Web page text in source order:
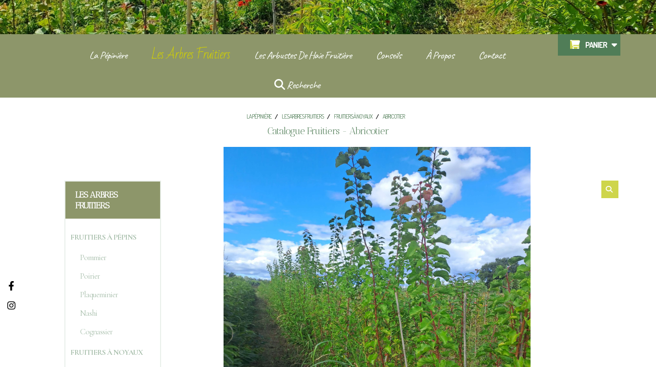
La Pépinière Les Arbres Fruitiers Les Arbustes De Haie Fruitière Conseils À Propos Contact
Recherche
PANIER
LES ARBRES
FRUITIERS
FRUITIERS À PÉPINS
Pommier
Poirier
Plaqueminier
Nashi
Cognassier
FRUITIERS À NOYAUX
LA PÉPINIÈRE LES ARBRES FRUITIERS FRUITIERS À NOYAUX ABRICOTIER
Catalogue Fruitiers - Abricotier